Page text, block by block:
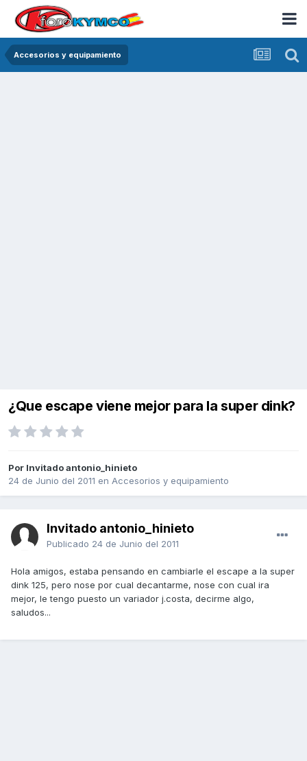
Accesorios y equipamiento
¿Que escape viene mejor para la super dink?
Por Invitado antonio_hinieto
24 de Junio del 2011 en Accesorios y equipamiento
Invitado antonio_hinieto
Publicado 24 de Junio del 2011
Hola amigos, estaba pensando en cambiarle el escape a la super
dink 125, pero nose por cual decantarme, nose con cual ira
mejor, le tengo puesto un variador j.costa, decirme algo,
saludos...